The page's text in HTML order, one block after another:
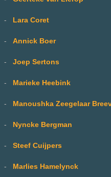
- Lara Coret
- Annick Boer
- Joep Sertons
- Marieke Heebink
- Manoushka Zeegelaar
- Nyncke Bergman
- Steef Cuijpers
- Marlies Hamelynck